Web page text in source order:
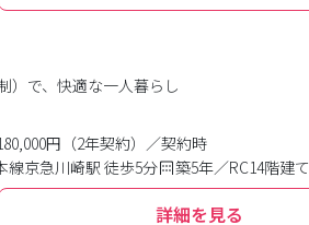
で、快適な一人暮らし
円（2年契約）／契約時
線京急川崎駅 徒歩5分 築5年／RC14階建て
詳細を見る